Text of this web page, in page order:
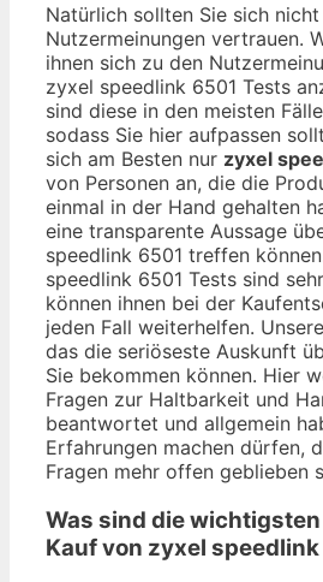
Natürlich sollten Sie sich
Nutzermeinungen vertrauen.
ihnen sich zu den
zyxel speedlink 6501 Tests
sind diese in den meisten
sodass Sie hier aufpassen
sich am Besten nur zyxel
von Personen an, die die
einmal in der Hand gehalten
eine transparente Aussage
speedlink 6501 treffen
speedlink 6501 Tests sind
können ihnen bei der
jeden Fall weiterhelfen.
das die seriöseste Auskunft
Sie bekommen können. Hier
Fragen zur Haltbarkeit und
beantwortet und allgemein
Erfahrungen machen dürfen,
Fragen mehr offen geblieben
Was sind die
Kauf von zyxel speedlink